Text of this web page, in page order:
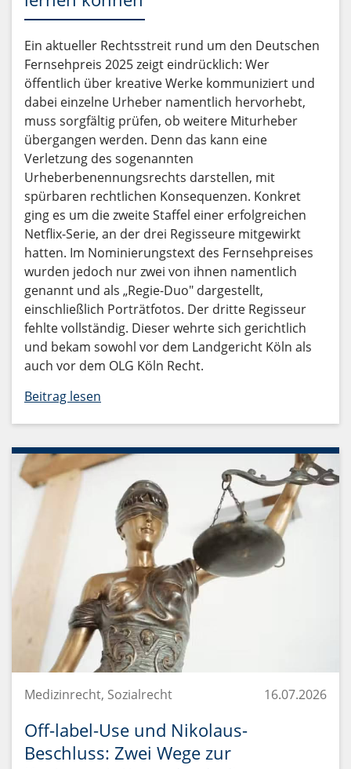
Ein aktueller Rechtsstreit rund um den Deutschen
Fernsehpreis 2025 zeigt eindrücklich: Wer
öffentlich über kreative Werke kommuniziert und
dabei einzelne Urheber namentlich hervorhebt,
muss sorgfältig prüfen, ob weitere Miturheber
übergangen werden. Denn das kann eine
Verletzung des sogenannten
Urheberbenennungsrechts darstellen, mit
spürbaren rechtlichen Konsequenzen. Konkret
ging es um die zweite Staffel einer erfolgreichen
Netflix-Serie, an der drei Regisseure mitgewirkt
hatten. Im Nominierungstext des Fernsehpreises
wurden jedoch nur zwei von ihnen namentlich
genannt und als „Regie-Duo" dargestellt,
einschließlich Porträtfotos. Der dritte Regisseur
fehlte vollständig. Dieser wehrte sich gerichtlich
und bekam sowohl vor dem Landgericht Köln als
auch vor dem OLG Köln Recht.
Beitrag lesen
Medizinrecht, Sozialrecht 16.07.2026
Off-label-Use und Nikolaus-
Beschluss: Zwei Wege zur